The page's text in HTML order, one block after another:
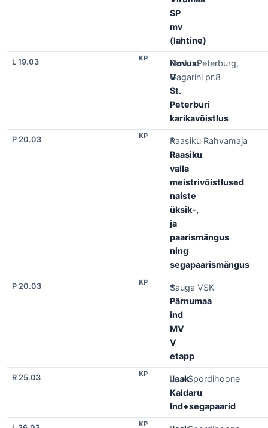
SP
mv
(lahtine)
L 19.03 KP
Novus:
V
St.
Peterburi
karikavõistlus
Sankt-Peterburg,
Gagarini pr.8
P 20.03 KP
*
Raasiku
valla
meistrivõistlused
naiste
üksik-,
ja
paarismängus
ning
segapaarismängus
Raasiku Rahvamaja
P 20.03 KP
*
Pärnumaa
ind
MV
V
etapp
Sauga VSK
R 25.03 KP
Jaak
Kaldaru
Ind+segapaarid
Loo Spordihoone
KP